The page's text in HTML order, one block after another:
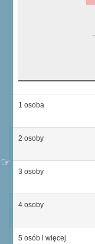
1 osoba
2 osoby
3 osoby
4 osoby
5 osób i więcej